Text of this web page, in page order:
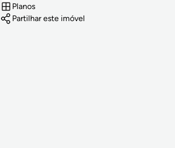
Planos
Partilhar este imóvel